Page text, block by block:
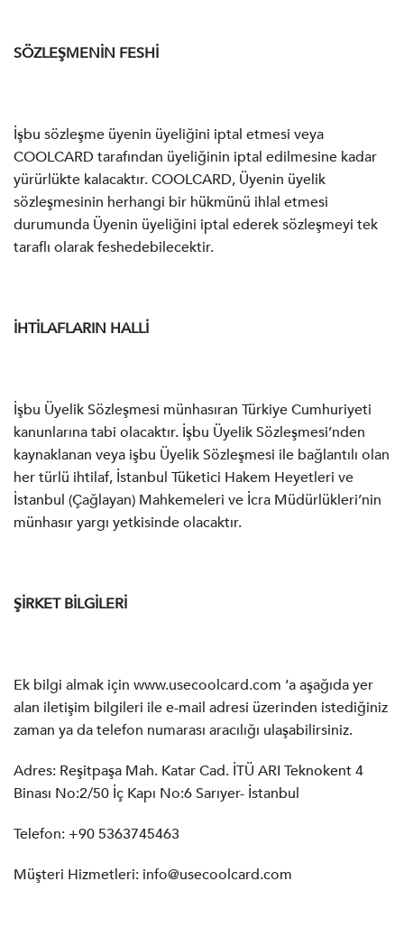
SÖZLEŞMENİN FESHİ
İşbu sözleşme üyenin üyeliğini iptal etmesi veya
COOLCARD tarafından üyeliğinin iptal edilmesine kadar
yürürlükte kalacaktır. COOLCARD, Üyenin üyelik
sözleşmesinin herhangi bir hükmünü ihlal etmesi
durumunda Üyenin üyeliğini iptal ederek sözleşmeyi tek
taraflı olarak feshedebilecektir.
İHTİLAFLARIN HALLİ
İşbu Üyelik Sözleşmesi münhasıran Türkiye Cumhuriyeti
kanunlarına tabi olacaktır. İşbu Üyelik Sözleşmesi’nden
kaynaklanan veya işbu Üyelik Sözleşmesi ile bağlantılı olan
her türlü ihtilaf, İstanbul Tüketici Hakem Heyetleri ve
İstanbul (Çağlayan) Mahkemeleri ve İcra Müdürlükleri’nin
münhasır yargı yetkisinde olacaktır.
ŞİRKET BİLGİLERİ
Ek bilgi almak için www.usecoolcard.com ‘a aşağıda yer
alan iletişim bilgileri ile e-mail adresi üzerinden istediğiniz
zaman ya da telefon numarası aracılığı ulaşabilirsiniz.
Adres: Reşitpaşa Mah. Katar Cad. İTÜ ARI Teknokent 4
Binası No:2/50 İç Kapı No:6 Sarıyer- İstanbul
Telefon: +90 5363745463
Müşteri Hizmetleri: info@usecoolcard.com